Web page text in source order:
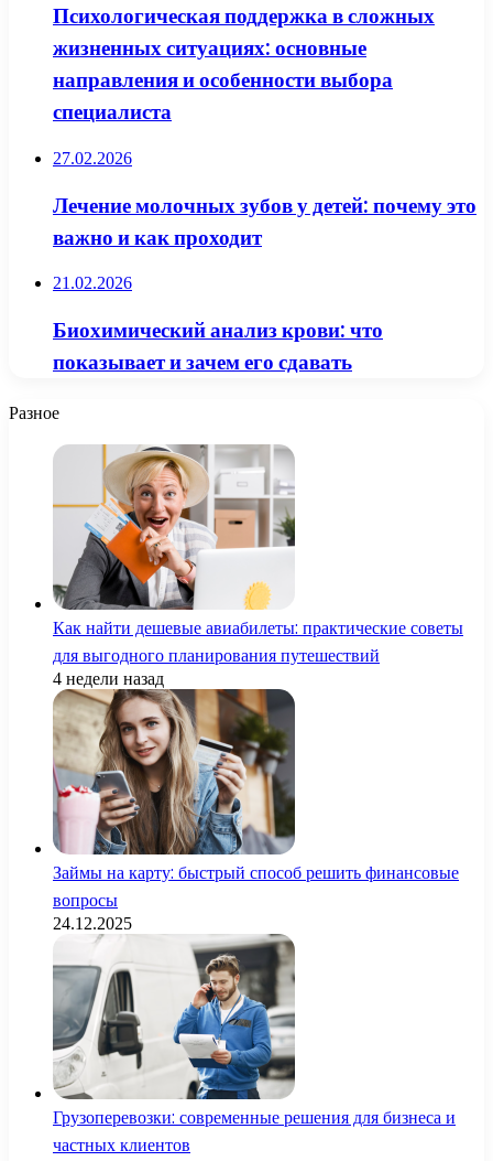
Психологическая поддержка в сложных
жизненных ситуациях: основные
направления и особенности выбора
специалиста
27.02.2026
Лечение молочных зубов у детей: почему это
важно и как проходит
21.02.2026
Биохимический анализ крови: что
показывает и зачем его сдавать
Разное
Как найти дешевые авиабилеты: практические советы
для выгодного планирования путешествий
4 недели назад
Займы на карту: быстрый способ решить финансовые
вопросы
24.12.2025
Грузоперевозки: современные решения для бизнеса и
частных клиентов